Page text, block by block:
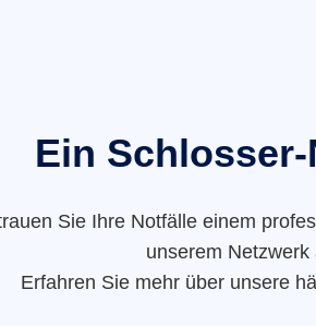
Ein
Sie Ihre Notfälle einem
unserem Netzwerk
Erfahren Sie mehr über unsere